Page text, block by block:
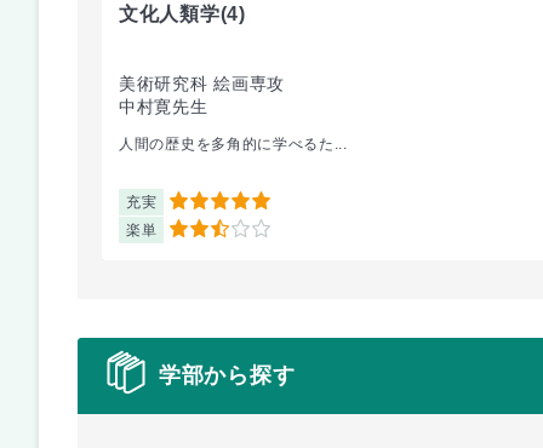
文化人類学(4)
美術研究科 絵画専攻
中村寛先生
人間の歴史を多角的に学べるた...
充実 5
楽単 2.5
学部から探す